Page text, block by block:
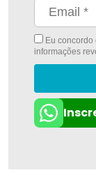
Eu concordo
informações